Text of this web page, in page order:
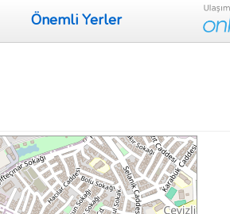
Önemli Yerler